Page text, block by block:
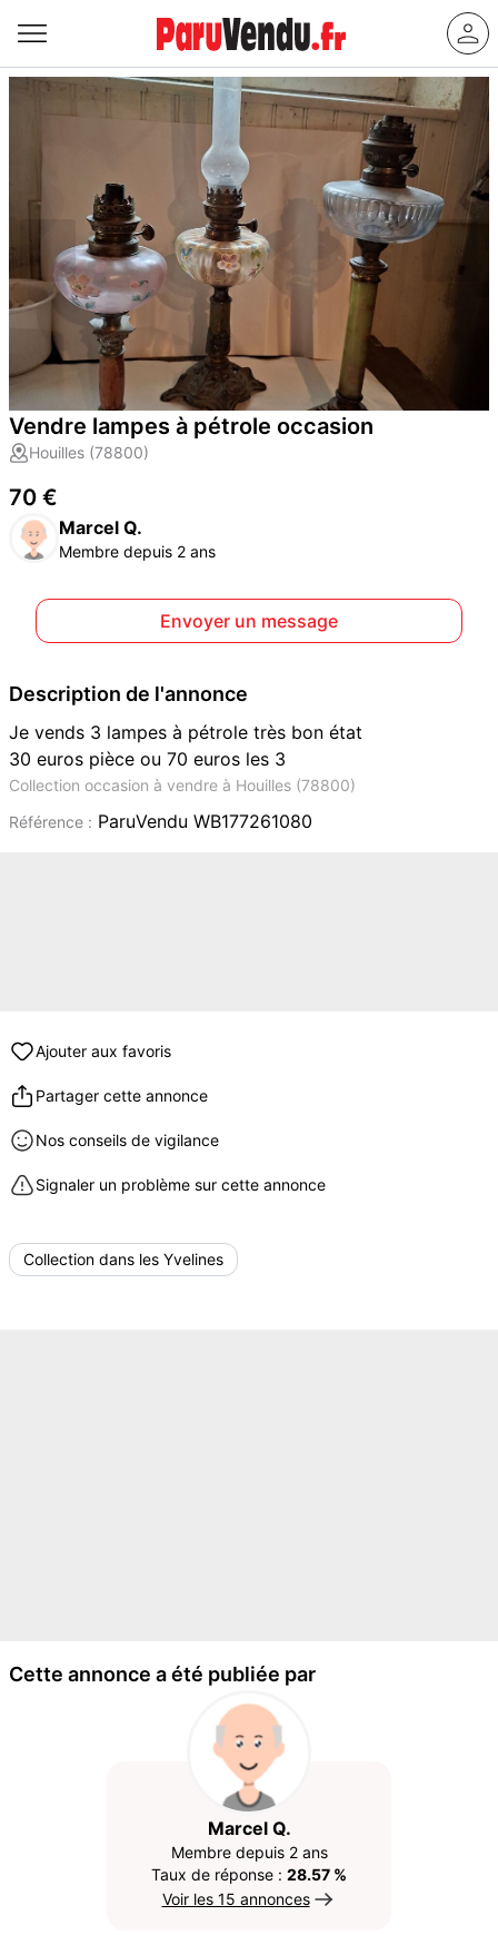
Vendre lampes à pétrole occasion
Houilles (78800)
70 €
Marcel Q.
Membre depuis 2 ans
Envoyer un message
Description de l'annonce
Je vends 3 lampes à pétrole très bon état
30 euros pièce ou 70 euros les 3
Collection occasion à vendre à Houilles (78800)
Référence : ParuVendu WB177261080
Ajouter aux favoris
Partager cette annonce
Nos conseils de vigilance
Signaler un problème sur cette annonce
Collection dans les Yvelines
Cette annonce a été publiée par
Marcel Q.
Membre depuis 2 ans
Taux de réponse : 28.57 %
Voir les 15 annonces